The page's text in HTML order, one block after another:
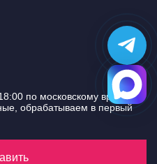
по московскому времени.
обрабатываем в первый